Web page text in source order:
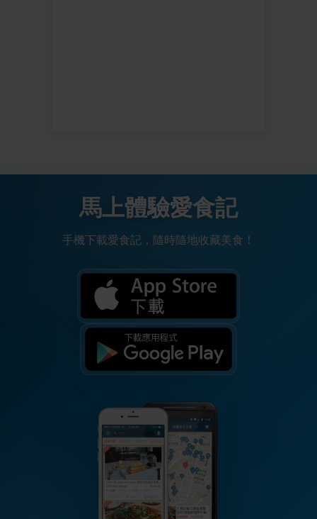
馬上體驗愛食記
手機下載愛食記，隨時隨地收藏美食！